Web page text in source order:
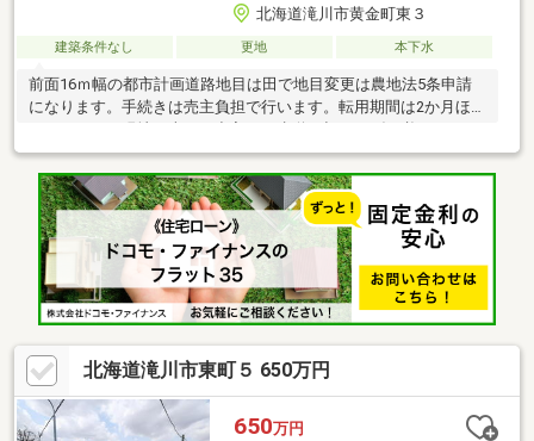
北海道滝川市黄金町東３
建築条件なし 更地 本下水
前面16ｍ幅の都市計画道路地目は田で地目変更は農地法5条申請
になります。手続きは売主負担で行います。転用期間は2か月ほど
かかります。現地に車での出入りに歩道の切り下げが必要です。
前面道路から宅盤が約50センチ下がります。滝の川公園まで600
ｍ、マックスバリュー1.2ｋｍ 滝川駅から3.3ｋｍ
北海道滝川市東町５ 650万円
650万円